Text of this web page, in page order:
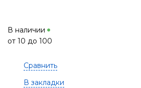
В наличии
от 10 до 100
Сравнить
В закладки